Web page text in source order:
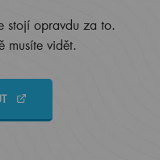
stojí opravdu za to.
musíte vidět.